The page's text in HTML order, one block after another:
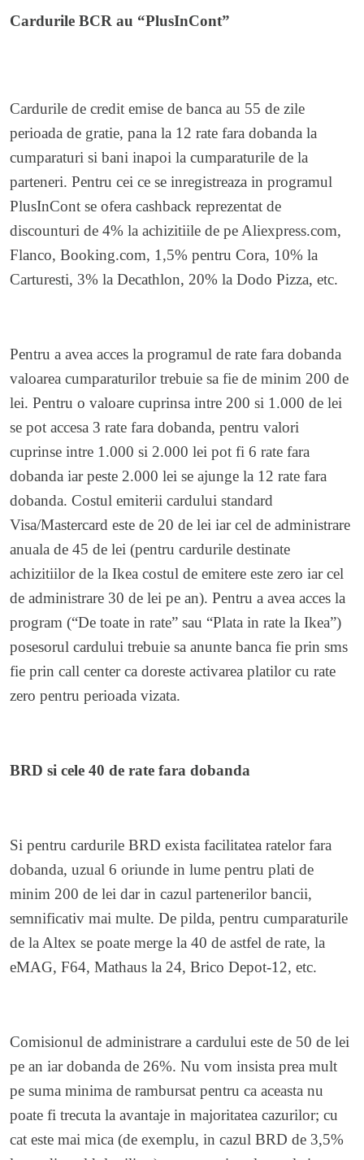
Cardurile BCR au “PlusInCont”
Cardurile de credit emise de banca au 55 de zile
perioada de gratie, pana la 12 rate fara dobanda la
cumparaturi si bani inapoi la cumparaturile de la
parteneri. Pentru cei ce se inregistreaza in programul
PlusInCont se ofera cashback reprezentat de
discounturi de 4% la achizitiile de pe Aliexpress.com,
Flanco, Booking.com, 1,5% pentru Cora, 10% la
Carturesti, 3% la Decathlon, 20% la Dodo Pizza, etc.
Pentru a avea acces la programul de rate fara dobanda
valoarea cumparaturilor trebuie sa fie de minim 200 de
lei. Pentru o valoare cuprinsa intre 200 si 1.000 de lei
se pot accesa 3 rate fara dobanda, pentru valori
cuprinse intre 1.000 si 2.000 lei pot fi 6 rate fara
dobanda iar peste 2.000 lei se ajunge la 12 rate fara
dobanda. Costul emiterii cardului standard
Visa/Mastercard este de 20 de lei iar cel de administrare
anuala de 45 de lei (pentru cardurile destinate
achizitiilor de la Ikea costul de emitere este zero iar cel
de administrare 30 de lei pe an). Pentru a avea acces la
program (“De toate in rate” sau “Plata in rate la Ikea”)
posesorul cardului trebuie sa anunte banca fie prin sms
fie prin call center ca doreste activarea platilor cu rate
zero pentru perioada vizata.
BRD si cele 40 de rate fara dobanda
Si pentru cardurile BRD exista facilitatea ratelor fara
dobanda, uzual 6 oriunde in lume pentru plati de
minim 200 de lei dar in cazul partenerilor bancii,
semnificativ mai multe. De pilda, pentru cumparaturile
de la Altex se poate merge la 40 de astfel de rate, la
eMAG, F64, Mathaus la 24, Brico Depot-12, etc.
Comisionul de administrare a cardului este de 50 de lei
pe an iar dobanda de 26%. Nu vom insista prea mult
pe suma minima de rambursat pentru ca aceasta nu
poate fi trecuta la avantaje in majoritatea cazurilor; cu
cat este mai mica (de exemplu, in cazul BRD de 3,5%